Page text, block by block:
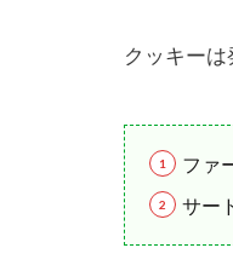
クッキー
ファ
サー